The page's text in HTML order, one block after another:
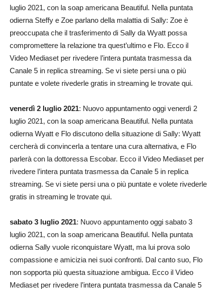
luglio 2021, con la soap americana Beautiful. Nella puntata
odierna Steffy e Zoe parlano della malattia di Sally: Zoe è
preoccupata che il trasferimento di Sally da Wyatt possa
compromettere la relazione tra quest’ultimo e Flo. Ecco il
Video Mediaset per rivedere l’intera puntata trasmessa da
Canale 5 in replica streaming. Se vi siete persi una o più
puntate e volete rivederle gratis in streaming le trovate qui.
venerdì 2 luglio 2021: Nuovo appuntamento oggi venerdì 2
luglio 2021, con la soap americana Beautiful. Nella puntata
odierna Wyatt e Flo discutono della situazione di Sally: Wyatt
cercherà di convincerla a tentare una cura alternativa, e Flo
parlerà con la dottoressa Escobar. Ecco il Video Mediaset per
rivedere l’intera puntata trasmessa da Canale 5 in replica
streaming. Se vi siete persi una o più puntate e volete rivederle
gratis in streaming le trovate qui.
sabato 3 luglio 2021: Nuovo appuntamento oggi sabato 3
luglio 2021, con la soap americana Beautiful. Nella puntata
odierna Sally vuole riconquistare Wyatt, ma lui prova solo
compassione e amicizia nei suoi confronti. Dal canto suo, Flo
non sopporta più questa situazione ambigua. Ecco il Video
Mediaset per rivedere l’intera puntata trasmessa da Canale 5